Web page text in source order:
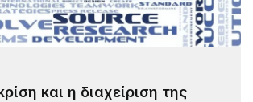
και η διαχείριση της